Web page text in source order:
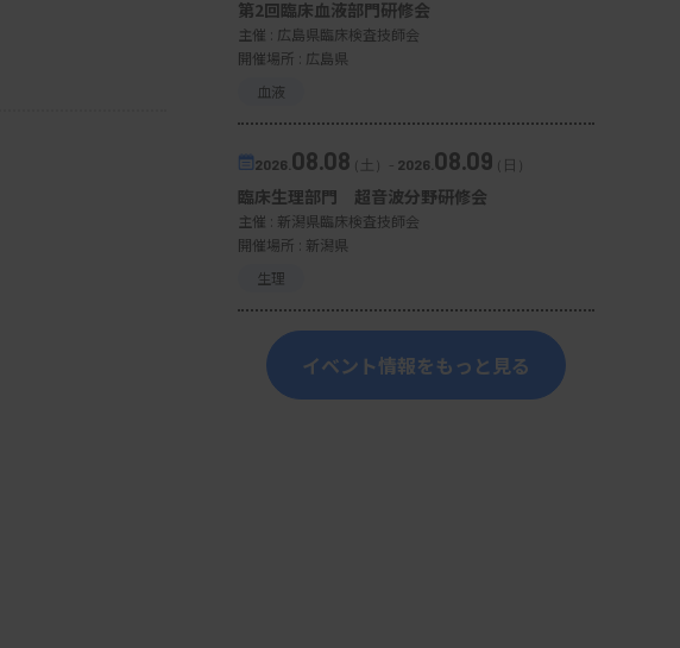
第2回臨床血液部門研修会
主催 : 広島県臨床検査技師会
開催場所 : 広島県
血液
2026. 08.08（土） - 2026. 08.09 （日）
臨床生理部門 超音波分野研修会
主催 : 新潟県臨床検査技師会
開催場所 : 新潟県
生理
イベント情報をもっと見る